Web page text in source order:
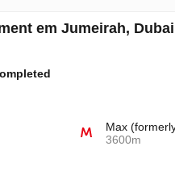
em Jumeirah,
Max
3600m